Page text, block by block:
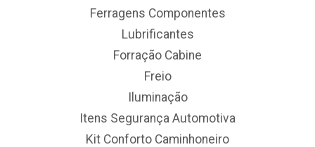
Ferragens Componentes
Lubrificantes
Forração Cabine
Freio
Iluminação
Itens Segurança Automotiva
Kit Conforto Caminhoneiro